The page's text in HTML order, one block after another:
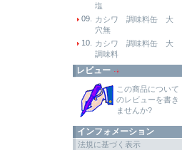
塩
09.
カシワ 調味料缶 大
穴無
10.
カシワ 調味料缶 大
調味料
レビュー
この商品について
のレビューを書き
ませんか?
インフォメーション
法規に基づく表示